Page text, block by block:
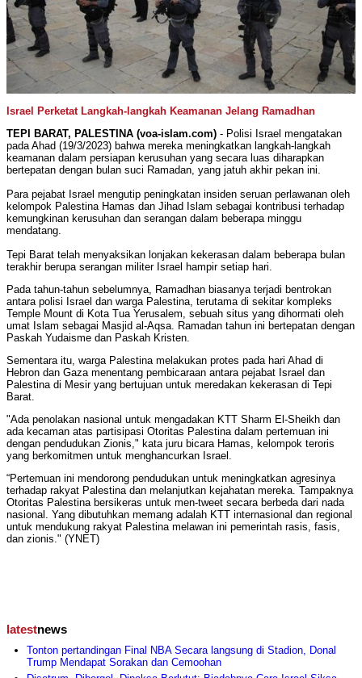
Israel Perketat Langkah-langkah Keamanan Jelang Ramadhan
TEPI BARAT, PALESTINA (voa-islam.com) - Polisi Israel mengatakan
pada Ahad (19/3/2023) bahwa mereka meningkatkan langkah-langkah
keamanan dalam persiapan kerusuhan yang secara luas diharapkan
bertepatan dengan bulan suci Ramadan, yang jatuh akhir pekan ini.
Para pejabat Israel mengutip peningkatan insiden seruan perlawanan oleh
kelompok Palestina Hamas dan Jihad Islam sebagai kontribusi terhadap
kemungkinan kerusuhan dan serangan dalam beberapa minggu
mendatang.
Tepi Barat telah menyaksikan lonjakan kekerasan dalam beberapa bulan
terakhir berupa serangan militer Israel hampir setiap hari.
Pada tahun-tahun sebelumnya, Ramadhan biasanya terjadi bentrokan
antara polisi Israel dan warga Palestina, terutama di sekitar kompleks
Temple Mount di Kota Tua Yerusalem, sebuah situs yang dihormati oleh
umat Islam sebagai Masjid al-Aqsa. Ramadan tahun ini bertepatan dengan
Paskah Yudaisme dan Paskah Kristen.
Sementara itu, warga Palestina melakukan protes pada hari Ahad di
Hebron dan Gaza menentang pembicaraan antara pejabat Israel dan
Palestina di Mesir yang bertujuan untuk meredakan kekerasan di Tepi
Barat.
"Ada penolakan nasional untuk mengadakan KTT Sharm El-Sheikh dan
ada kecaman atas partisipasi Otoritas Palestina dalam pertemuan ini
dengan pendudukan Zionis," kata juru bicara Hamas, kelompok teroris
yang berkomitmen untuk menghancurkan Israel.
“Pertemuan ini mendorong pendudukan untuk meningkatkan agresinya
terhadap rakyat Palestina dan melanjutkan kejahatan mereka. Tampaknya
Otoritas Palestina bersikeras untuk men-tweet secara berbeda dari nada
nasional. Yang dibutuhkan memang adalah KTT internasional dan regional
untuk mendukung rakyat Palestina melawan ini pemerintah rasis, fasis,
dan zionis." (YNET)
latestnews
Tonton pertandingan Final NBA Secara langsung di Stadion, Donal
Trump Mendapat Sorakan dan Cemoohan